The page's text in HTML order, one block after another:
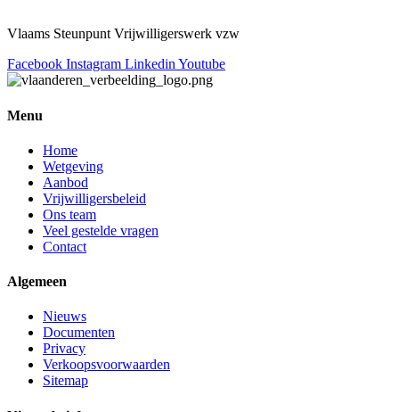
Vlaams Steunpunt Vrijwilligerswerk vzw
Facebook Instagram Linkedin Youtube
Menu
Home
Wetgeving
Aanbod
Vrijwilligersbeleid
Ons team
Veel gestelde vragen
Contact
Algemeen
Nieuws
Documenten
Privacy
Verkoopsvoorwaarden
Sitemap